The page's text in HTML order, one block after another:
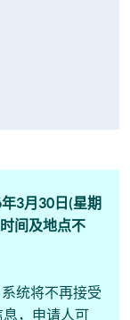
3月30日(星期
间及地点不
统将不再接受
息，申请人可